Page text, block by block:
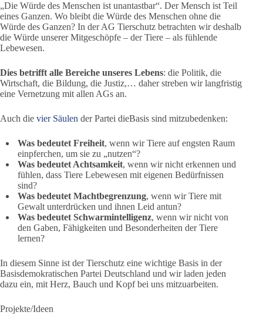
„Die Würde des Menschen ist unantastbar“. Der Mensch ist Teil
eines Ganzen. Wo bleibt die Würde des Menschen ohne die
Würde des Ganzen? In der AG Tierschutz betrachten wir deshalb
die Würde unserer Mitgeschöpfe – der Tiere – als fühlende
Lebewesen.
Dies betrifft alle Bereiche unseres Lebens: die Politik, die
Wirtschaft, die Bildung, die Justiz,… daher streben wir langfristig
eine Vernetzung mit allen AGs an.
Auch die vier Säulen der Partei dieBasis sind mitzubedenken:
Was bedeutet Freiheit, wenn wir Tiere auf engsten Raum
einpferchen, um sie zu „nutzen“?
Was bedeutet Achtsamkeit, wenn wir nicht erkennen und
fühlen, dass Tiere Lebewesen mit eigenen Bedürfnissen
sind?
Was bedeutet Machtbegrenzung, wenn wir Tiere mit
Gewalt unterdrücken und ihnen Leid antun?
Was bedeutet Schwarmintelligenz, wenn wir nicht von
den Gaben, Fähigkeiten und Besonderheiten der Tiere
lernen?
In diesem Sinne ist der Tierschutz eine wichtige Basis in der
Basisdemokratischen Partei Deutschland und wir laden jeden
dazu ein, mit Herz, Bauch und Kopf bei uns mitzuarbeiten.
Projekte/Ideen